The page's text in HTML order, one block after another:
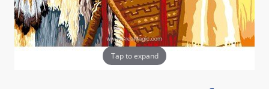
Tap to expand